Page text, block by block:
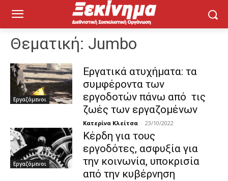
Θεματική: Jumbo
Εργαζόμενοι
Εργατικά ατυχήματα: τα
συμφέροντα των
εργοδοτών πάνω από τις
ζωές των εργαζομένων
Κατερίνα Κλείτσα - 23/10/2022
Εργαζόμενοι
Κέρδη για τους
εργοδότες, ασφυξία για
την κοινωνία, υποκρισία
από την κυβέρνηση